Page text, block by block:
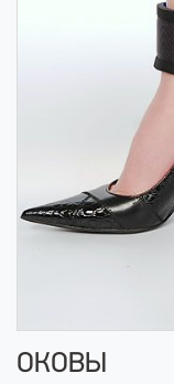
ОКОВЫ